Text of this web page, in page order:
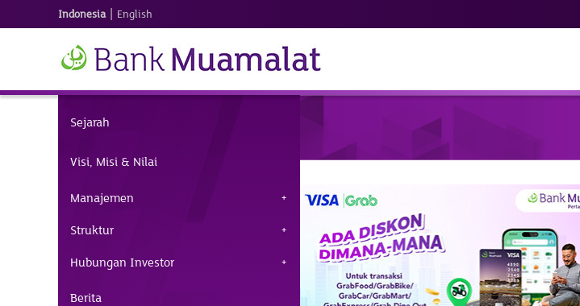
Indonesia | English
Sejarah
Visi, Misi & Nilai
Manajemen
Struktur
Hubungan Investor
Berita